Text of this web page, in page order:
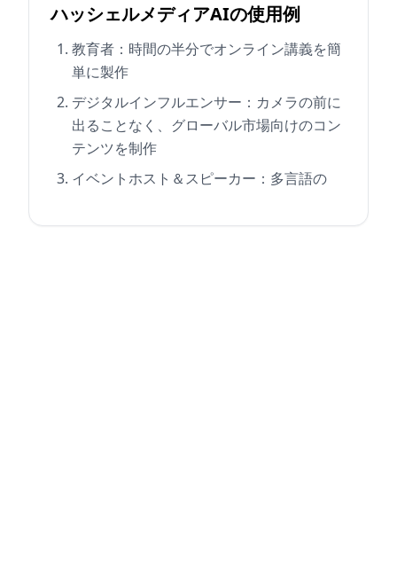
ハッシェルメディアAIの使用例
教育者：時間の半分でオンライン講義を簡
単に製作
デジタルインフルエンサー：カメラの前に
出ることなく、グローバル市場向けのコン
テンツを制作
イベントホスト＆スピーカー：多言語の